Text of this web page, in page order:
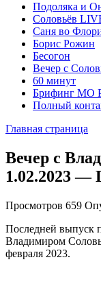
Подоляка и
Соловьёв
Саня во
Борис Рожин
Бесогон
Вечер с
60 минут
Брифинг МО
Полный
Главная страница
Вечер с
1.02.2023 —
Просмотров 659
Последней выпуск
Владимиром
февраля 2023.